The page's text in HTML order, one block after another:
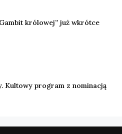
królowej” już wkrótce
Kultowy program z nominacją